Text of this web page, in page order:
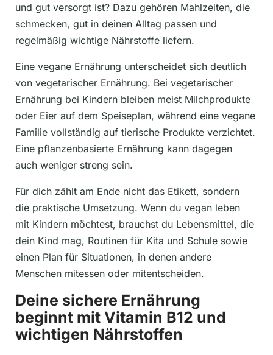
und gut versorgt ist? Dazu gehören Mahlzeiten, die
schmecken, gut in deinen Alltag passen und
regelmäßig wichtige Nährstoffe liefern.
Eine vegane Ernährung unterscheidet sich deutlich
von vegetarischer Ernährung. Bei vegetarischer
Ernährung bei Kindern bleiben meist Milchprodukte
oder Eier auf dem Speiseplan, während eine vegane
Familie vollständig auf tierische Produkte verzichtet.
Eine pflanzenbasierte Ernährung kann dagegen
auch weniger streng sein.
Für dich zählt am Ende nicht das Etikett, sondern
die praktische Umsetzung. Wenn du vegan leben
mit Kindern möchtest, brauchst du Lebensmittel, die
dein Kind mag, Routinen für Kita und Schule sowie
einen Plan für Situationen, in denen andere
Menschen mitessen oder mitentscheiden.
Deine sichere Ernährung
beginnt mit Vitamin B12 und
wichtigen Nährstoffen